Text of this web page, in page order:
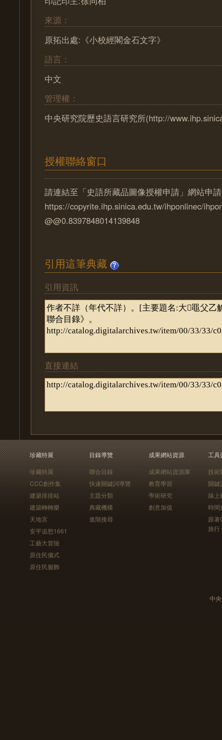
來源：
原拓出處:《小校經閣金石文字》
語言：
中文
管理權：
中央研究院歷史語言研究所(http://
授權聯絡窗口
請連結至「史語所藏品圖像授權申請」網站申
https://copyrite.ihp.sinica.edu.tw/ihponlinec/
@@0.8397848014139848
引用這筆典藏
引用資訊
直接連結
珍藏特展
珍藏特展
CCC創作集
建築排排站
建築轉轉樂
天地宮
安平追想1661
工藝大冒險
原住民儀式
原住民服飾
目錄導覽
聯合目錄
快速關鍵詞導覽
主題分類
典藏機構
進階搜尋
成果網站資源
成果網站資源庫
教育學習
學術研究
創意加值
工具
技術
關鍵
線上
時間
跟
旅行
中